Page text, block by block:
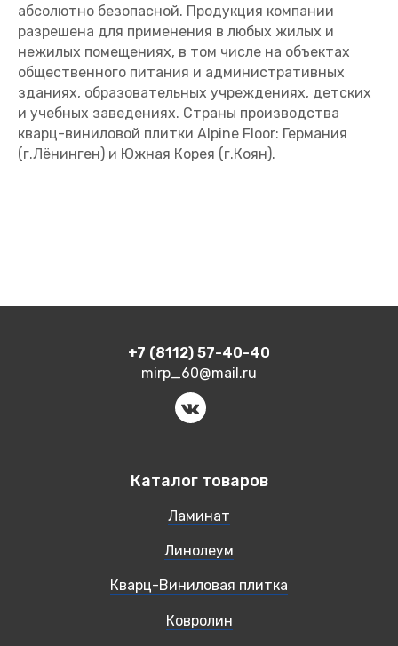
абсолютно безопасной. Продукция компании
разрешена для применения в любых жилых и
нежилых помещениях, в том числе на объектах
общественного питания и административных
зданиях, образовательных учреждениях, детских
и учебных заведениях. Страны производства
кварц-виниловой плитки Alpine Floor: Германия
(г.Лёнинген) и Южная Корея (г.Коян).
+7 (8112) 57-40-40
mirp_60@mail.ru
Каталог товаров
Ламинат
Линолеум
Кварц-Виниловая плитка
Ковролин